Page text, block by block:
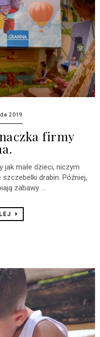
2019
firmy
małe dzieci, niczym
drabin. Później,
zabawy ...